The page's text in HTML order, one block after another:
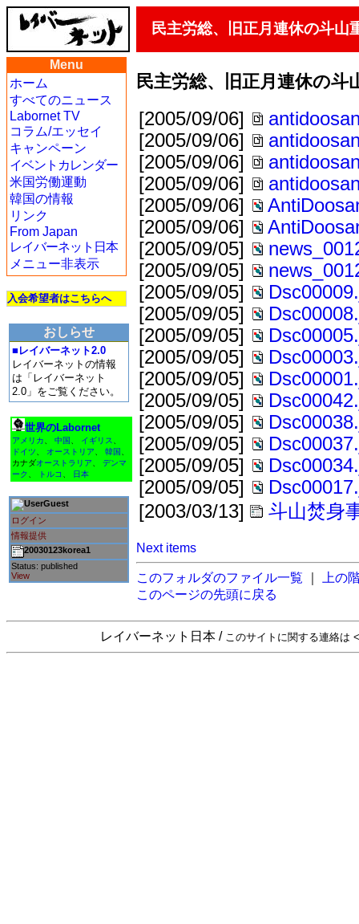
民主労総、旧正月連休の斗山
Menu
ホーム
すべてのニュース
Labornet TV
コラム/エッセイ
キャンペーン
イベントカレンダー
米国労働運動
韓国の情報
リンク
From Japan
レイバーネット日本
メニュー非表示
入会希望者はこちらへ
おしらせ
■レイバーネット2.0
レイバーネットの情報
は「レイバーネット
2.0」をご覧ください。
世界のLabornet
アメリカ 中国 イギリス
ドイツ
オーストリア 韓国
カナダオーストラリア
デンマ
ーク
トルコ 日本
Guest
ログイン
情報提供
20030123korea1
Status: published
View
民主労総、旧正月連休の斗
[2005/09/06]
[2005/09/06]
[2005/09/06]
[2005/09/06]
[2005/09/06]
[2005/09/06]
[2005/09/05]
[2005/09/05]
[2005/09/05]
[2005/09/05]
[2005/09/05]
[2005/09/05]
[2005/09/05]
[2005/09/05]
[2005/09/05]
[2005/09/05]
[2005/09/05]
[2005/09/05]
[2003/03/13]
斗山焚身
Next items
このフォルダのファイル一覧
上の
このページの先頭に戻る
レイバーネット日本 / このサイトに関する連絡は